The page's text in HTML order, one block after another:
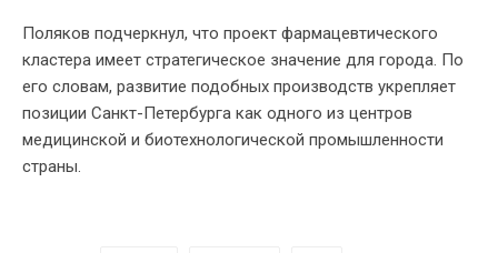
Поляков подчеркнул, что проект фармацевтического
кластера имеет стратегическое значение для города. По
его словам, развитие подобных производств укрепляет
позиции Санкт-Петербурга как одного из центров
медицинской и биотехнологической промышленности
страны.